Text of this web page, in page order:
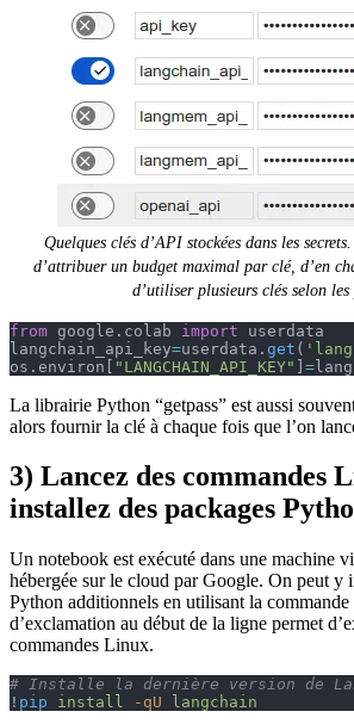
Quelques clés d’API stockées dans les
d’attribuer un budget maximal par clé, d’en
d’utiliser plusieurs clés selon les
from google.colab import userdata
langchain_api_key=userdata. get (
os.environ[ "LANGCHAIN_API_KEY" ] =
La librairie Python “getpass” est aussi
alors fournir la clé à chaque fois que l’on
3) Lancez des commandes
installez des packages
Un notebook est exécuté dans une machine
hébergée sur le cloud par Google. On peut y
Python additionnels en utilisant la
d’exclamation au début de la ligne permet
commandes Linux.
# Installe la dernière version de
! pip install -qU langchain